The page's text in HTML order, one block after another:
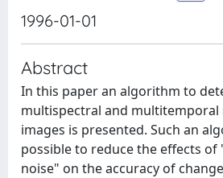
1996-01-01
Abstract
In this paper an algorithm to
multispectral and multitemporal
images is presented. Such an
possible to reduce the effects
noise" on the accuracy of